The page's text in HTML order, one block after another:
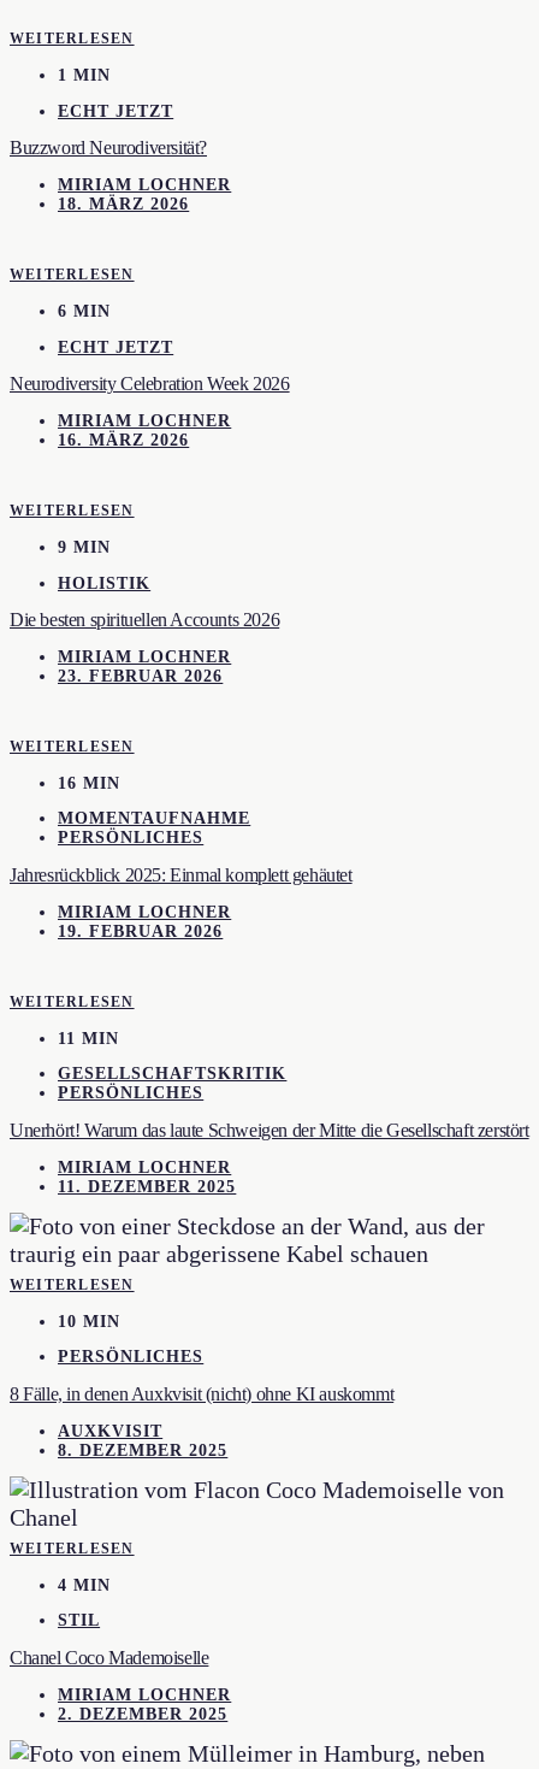
WEITERLESEN
1 MIN
ECHT JETZT
Buzzword Neurodiversität?
MIRIAM LOCHNER
18. MÄRZ 2026
WEITERLESEN
6 MIN
ECHT JETZT
Neurodiversity Celebration Week 2026
MIRIAM LOCHNER
16. MÄRZ 2026
WEITERLESEN
9 MIN
HOLISTIK
Die besten spirituellen Accounts 2026
MIRIAM LOCHNER
23. FEBRUAR 2026
WEITERLESEN
16 MIN
MOMENTAUFNAHME
PERSÖNLICHES
Jahresrückblick 2025: Einmal komplett gehäutet
MIRIAM LOCHNER
19. FEBRUAR 2026
WEITERLESEN
11 MIN
GESELLSCHAFTSKRITIK
PERSÖNLICHES
Unerhört! Warum das laute Schweigen der Mitte die Gesellschaft zerstört
MIRIAM LOCHNER
11. DEZEMBER 2025
WEITERLESEN
10 MIN
PERSÖNLICHES
8 Fälle, in denen Auxkvisit (nicht) ohne KI auskommt
AUXKVISIT
8. DEZEMBER 2025
WEITERLESEN
4 MIN
STIL
Chanel Coco Mademoiselle
MIRIAM LOCHNER
2. DEZEMBER 2025